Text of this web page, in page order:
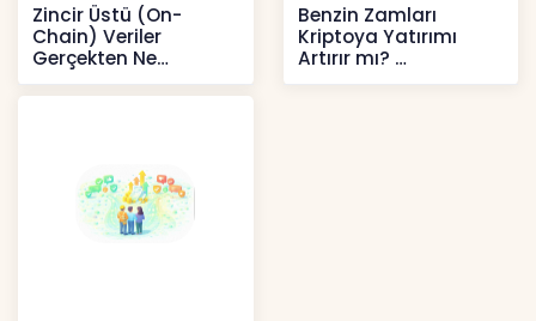
Zincir Üstü (On-
Chain) Veriler
Gerçekten Ne
Anlatır?
Kripto
Benzin Zamları
Kriptoya Yatırımı
Artırır mı?
Kripto